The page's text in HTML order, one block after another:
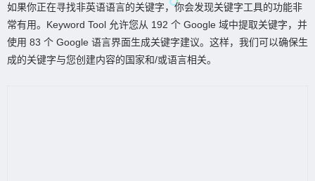
如果你正在寻找非英语语言的关键字，你会发现关键字工具的功能非
常有用。Keyword Tool 允许您从 192 个 Google 域中提取关键字，并
使用 83 个 Google 语言界面生成关键字建议。这样，我们可以确保生
成的关键字与您创建内容的国家和/或语言相关。